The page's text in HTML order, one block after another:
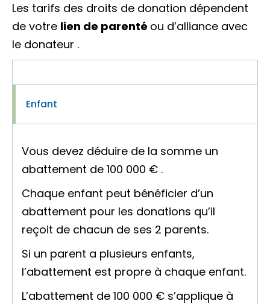
Les tarifs des droits de donation dépendent
de votre lien de parenté ou d’alliance avec
le donateur .
Enfant
Vous devez déduire de la somme un
abattement de 100 000 € .
Chaque enfant peut bénéficier d’un
abattement pour les donations qu’il
reçoit de chacun de ses 2 parents.
Si un parent a plusieurs enfants,
l’abattement est propre à chaque enfant.
L’abattement de 100 000 € s’applique à